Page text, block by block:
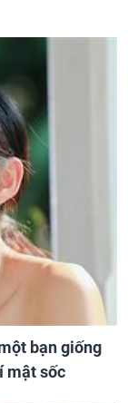
bạn giống
mật sốc